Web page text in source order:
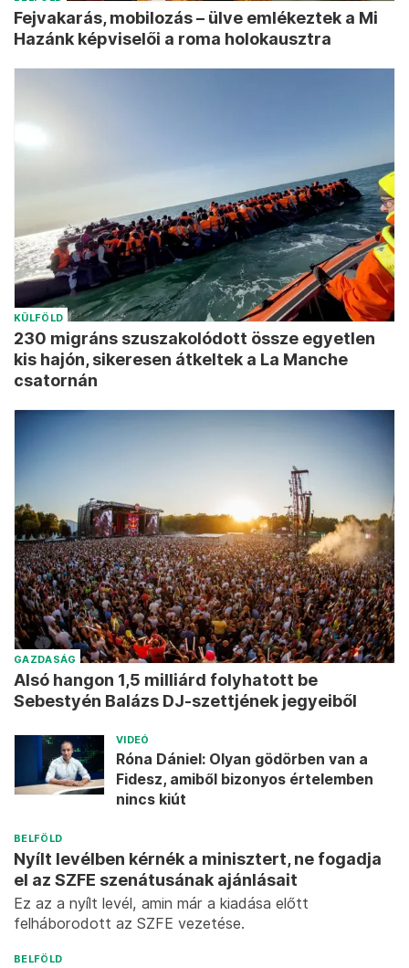
Fejvakarás, mobilozás – ülve emlékeztek a Mi
Hazánk képviselői a roma holokausztra
KÜLFÖLD
230 migráns szuszakolódott össze egyetlen
kis hajón, sikeresen átkeltek a La Manche
csatornán
GAZDASÁG
Alsó hangon 1,5 milliárd folyhatott be
Sebestyén Balázs DJ-szettjének jegyeiből
VIDEÓ
Róna Dániel: Olyan gödörben van a
Fidesz, amiből bizonyos értelemben
nincs kiút
BELFÖLD
Nyílt levélben kérnék a minisztert, ne fogadja
el az SZFE szenátusának ajánlásait
Ez az a nyílt levél, amin már a kiadása előtt
felháborodott az SZFE vezetése.
BELFÖLD